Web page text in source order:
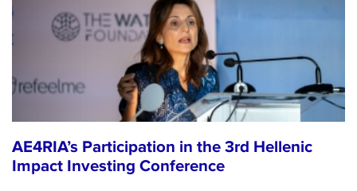
AE4RIA’s Participation in the 3rd Hellenic
Impact Investing Conference